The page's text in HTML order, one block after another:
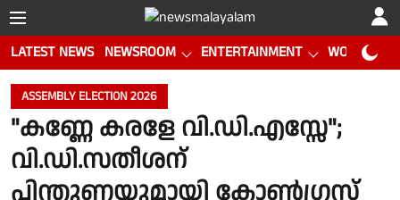
LATEST NEWS NEWSROOM ENTERTAINMENT WORLD CUP
ASSEMBLY ELECTION 2026
"കണ്ണേ കരളേ വി.ഡി.എസ്സേ";
വി.ഡി.സതീശന്
പിന്തുണയുമായി കോൺഗ്രസ്